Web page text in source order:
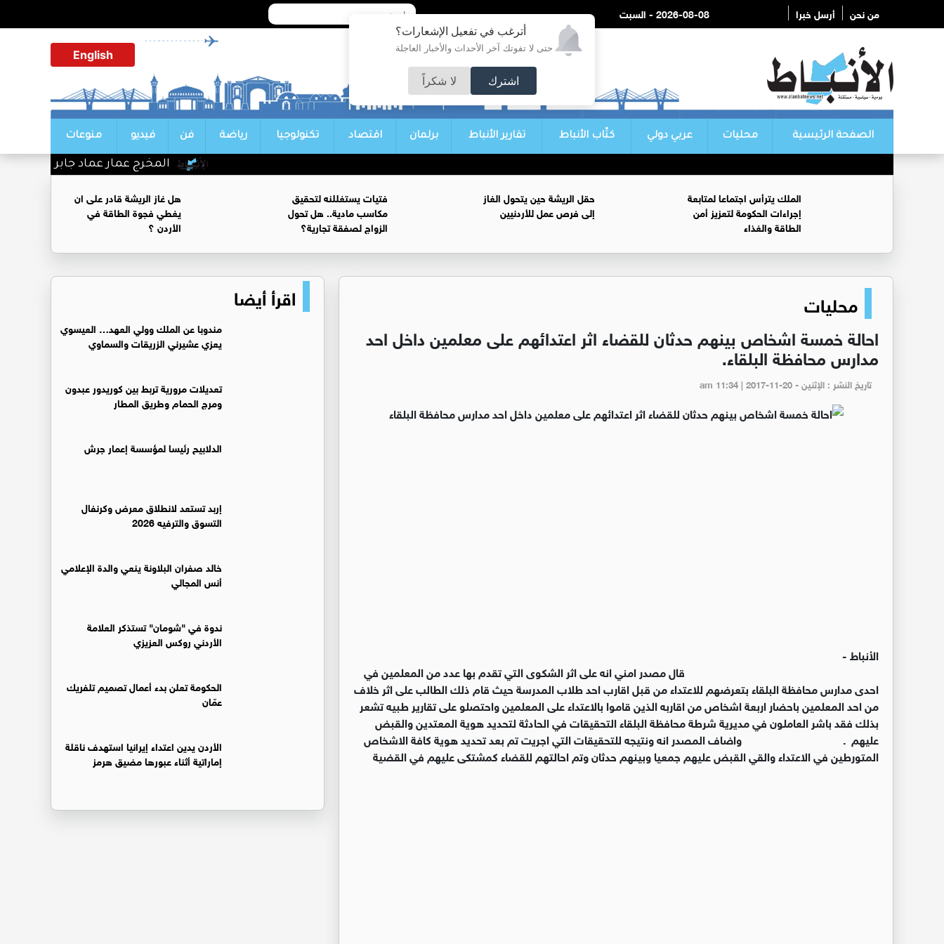
أترغب في تفعيل الإشعارات؟
حتى لا تفوتك آخر الأحداث والأخبار العاجلة
اشترك لا شكراً
من نحن أرسل خبرا 2026-08-08 - السبت
English
الصفحة الرئيسية محليات عربي دولي كتّاب الأنباط تقارير الأنباط برلمان اقتصاد تكنولوجيا رياضة فن فيديو منوعات
المخرج عمار عماد جابر الف مبروك
الملك يترأس اجتماعا لمتابعة
إجراءات الحكومة لتعزيز أمن
الطاقة والغذاء
حقل الريشة حين يتحول الغاز
إلى فرص عمل للأردنيين
فتيات يستغللنه لتحقيق
مكاسب مادية.. هل تحول
الزواج لصفقة تجارية؟
هل غاز الريشة قادر على ان
يغطي فجوة الطاقة في
الأردن ؟
محليات
احالة خمسة اشخاص بينهم حدثان للقضاء اثر اعتدائهم على معلمين داخل احد
مدارس محافظة البلقاء.
تاريخ النشر : الإثنين - am 11:34 | 2017-11-20
الأنباط -
قال مصدر امني انه على اثر الشكوى التي تقدم بها عدد من المعلمين في
احدى مدارس محافظة البلقاء بتعرضهم للاعتداء من قبل اقارب احد طلاب المدرسة حيث قام ذلك الطالب على اثر خلاف
من احد المعلمين باحضار اربعة اشخاص من اقاربه الذين قاموا بالاعتداء على المعلمين واحتصلو على تقارير طبيه تشعر
بذلك فقد باشر العاملون في مديرية شرطة محافظة البلقاء التحقيقات في الحادثة لتحديد هوية المعتدين والقبض
عليهم . واضاف المصدر انه ونتيجه للتحقيقات التي اجريت تم بعد تحديد هوية كافة الاشخاص
المتورطين في الاعتداء والقي القبض عليهم جمعيا وبينهم حدثان وتم احالتهم للقضاء كمشتكى عليهم في القضية
اقرأ أيضا
مندوبا عن الملك وولي العهد… العيسوي
يعزي عشيرني الزريقات والسماوي
تعديلات مرورية تربط بين كوريدور عبدون
ومرج الحمام وطريق المطار
الدلابيح رئيسا لمؤسسة إعمار جرش
إربد تستعد لانطلاق معرض وكرنفال
التسوق والترفيه 2026
خالد صفران البلاونة ينعي والدة الإعلامي
أنس المجالي
ندوة في "شومان" تستذكر العلامة
الأردني روكس العزيزي
الحكومة تعلن بدء أعمال تصميم تلفريك
عمّان
الأردن يدين اعتداء إيرانيا استهدف ناقلة
إماراتية أثناء عبورها مضيق هرمز